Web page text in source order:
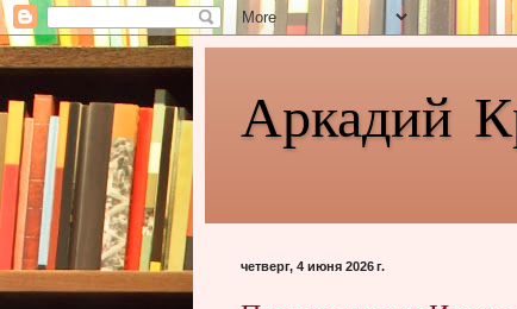
Аркадий
четверг, 4 июня 2026 г.